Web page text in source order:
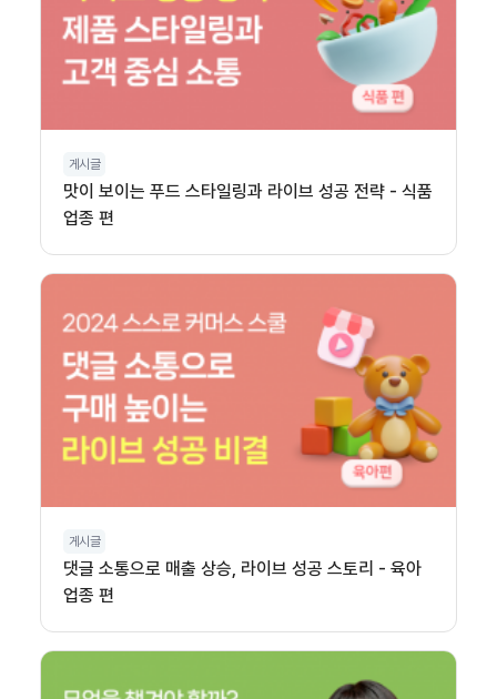
게시글
맛이 보이는 푸드 스타일링과 라이브 성공 전략 - 식품
업종 편
게시글
댓글 소통으로 매출 상승, 라이브 성공 스토리 - 육아
업종 편